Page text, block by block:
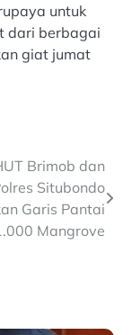
untuk
dari berbagai
giat jumat
Brimob dan
Situbondo
Garis Pantai
Mangrove